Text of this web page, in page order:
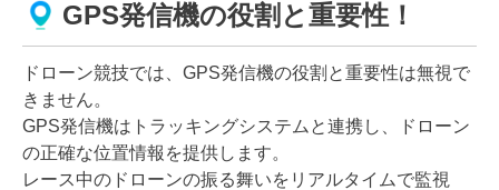
GPS発信機の役割と重要性！
ドローン競技では、GPS発信機の役割と重要性は無視で
きません。
GPS発信機はトラッキングシステムと連携し、ドローン
の正確な位置情報を提供します。
レース中のドローンの振る舞いをリアルタイムで監視